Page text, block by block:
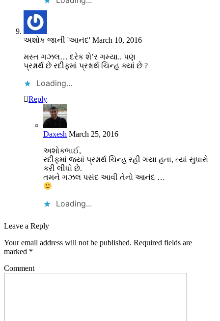
અશોક જાની 'આનંદ' March 10, 2016
મસ્ત ગઝલ… દરેક શે’ર ગમ્યા.. પણ
પ્રશ્નાર્થ છે રદીફમાં પ્રશ્નાર્થ ચિન્હ ક્યાં છે ?
Loading...
Reply
Daxesh March 25, 2016
અશોકભાઈ,
રદીફમાં જ્યાં પ્રશ્નાર્થ ચિન્હ રહી ગયા હતા, ત્યાં સુધારો
કરી લીધો છે.
તમને ગઝલ પસંદ આવી તેનો આનંદ …
Loading...
Leave a Reply
Your email address will not be published. Required fields are
marked *
Comment